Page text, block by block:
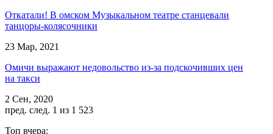
Откатали! В омском Музыкальном театре станцевали
танцоры-колясочники
23 Мар, 2021
Омичи выражают недовольство из-за подскочивших цен
на такси
2 Сен, 2020
пред. след. 1 из 1 523
Топ вчера: